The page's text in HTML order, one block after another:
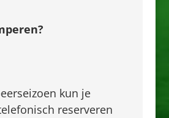
kun je
reserveren